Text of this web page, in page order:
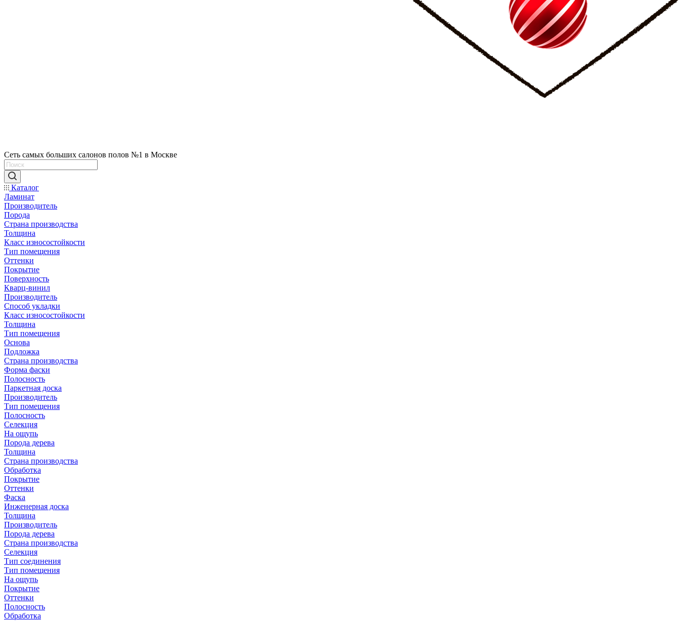
Сеть самых больших салонов полов №1 в Москве
Каталог
Ламинат
Производитель
Порода
Страна производства
Толщина
Класс износостойкости
Тип помещения
Оттенки
Покрытие
Поверхность
Кварц-винил
Производитель
Способ укладки
Класс износостойкости
Толщина
Тип помещения
Основа
Подложка
Страна производства
Форма фаски
Полосность
Паркетная доска
Производитель
Тип помещения
Полосность
Селекция
На ощупь
Порода дерева
Толщина
Страна производства
Обработка
Покрытие
Оттенки
Фаска
Инженерная доска
Толщина
Производитель
Порода дерева
Страна производства
Селекция
Тип соединения
Тип помещения
На ощупь
Покрытие
Оттенки
Полосность
Обработка